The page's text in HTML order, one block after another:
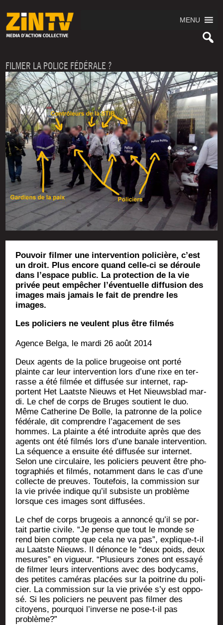
MENU
FILMER LA POLICE FÉDÉRALE ?
Pouvoir filmer une intervention policière, c’est
un droit. Plus encore quand celle-ci se déroule
dans l’espace public. La protection de la vie
privée peut empêcher l’éventuelle diffusion des
images mais jamais le fait de prendre les
images.
Les poli­ciers ne veulent plus être filmés
Agence Bel­ga, le mar­di 26 août 2014
Deux agents de la police bru­geoise ont por­té
plainte car leur inter­ven­tion lors d’une rixe en ter­
rasse a été fil­mée et dif­fu­sée sur inter­net, rap­
portent Het Laatste Nieuws et Het Nieuws­blad mar­
di. Le chef de corps de Bruges sou­tient le duo.
Même Cathe­rine De Bolle, la patronne de la police
fédé­rale, dit com­prendre l’a­ga­ce­ment de ses
hommes. La plainte a été intro­duite après que des
agents ont été fil­més lors d’une banale inter­ven­tion.
La séquence a ensuite été dif­fu­sée sur inter­net.
Selon une cir­cu­laire, les poli­ciers peuvent être pho­
to­gra­phiés et fil­més, notam­ment dans le cas d’une
col­lecte de preuves. Tou­te­fois, la com­mis­sion sur
la vie pri­vée indique qu’il sub­siste un pro­blème
lorsque ces images sont diffusées.
Le chef de corps bru­geois a annon­cé qu’il se por­
tait par­tie civile. “Je pense que tout le monde se
rend bien compte que cela ne va pas”, explique-t-il
au Laatste Nieuws. Il dénonce le “deux poids, deux
mesures” en vigueur. “Plu­sieurs zones ont essayé
de fil­mer leurs inter­ven­tions avec des body­cams,
des petites camé­ras pla­cées sur la poi­trine du poli­
cier. La com­mis­sion sur la vie pri­vée s’y est oppo­
sé. Si les poli­ciers ne peuvent pas fil­mer des
citoyens, pour­quoi l’in­verse ne pose-t-il pas
problème?”